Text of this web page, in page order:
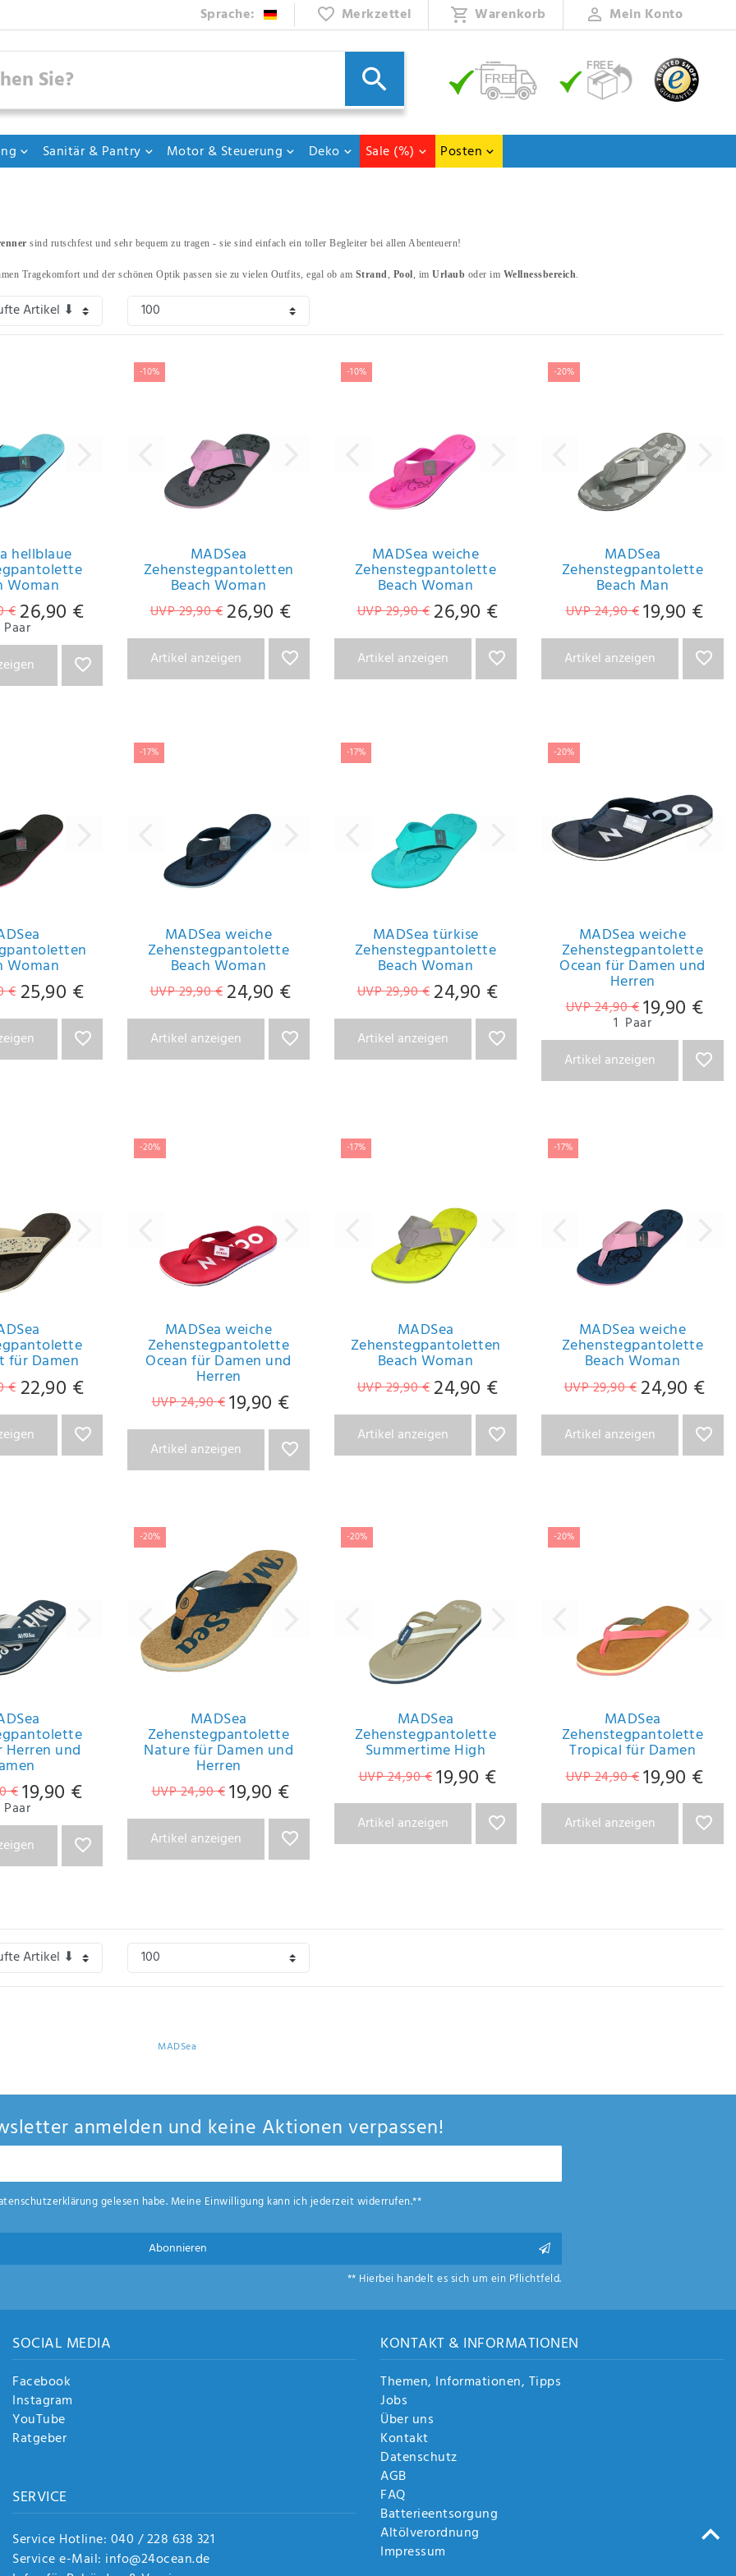
Sprache: Merkzettel Warenkorb Mein Konto
Sanitär & Pantry Motor & Steuerung Deko Sale (%) Posten
sind rutschfest und sehr bequem zu tragen - sie sind einfach ein toller Begleiter bei allen Abenteuern!
Tragekomfort und der schönen Optik passen sie zu vielen Outfits, egal ob am Strand Pool , im Urlaub oder im Wellnessbereich
hellblaue
Woman
€ 26,90 €
Paar
-10%
MADSea
Zehenstegpantoletten
Beach Woman
UVP 29,90 € 26,90 €
Artikel anzeigen
-10%
MADSea weiche
Zehenstegpantolette
Beach Woman
UVP 29,90 € 26,90 €
Artikel anzeigen
-20%
MADSea
Zehenstegpantolette
Beach Man
UVP 24,90 €19,90 €
Artikel anzeigen
Woman
€ 25,90 €
-17%
MADSea weiche
Zehenstegpantolette
Beach Woman
UVP 29,90 € 24,90 €
Artikel anzeigen
-17%
MADSea türkise
Zehenstegpantolette
Beach Woman
UVP 29,90 € 24,90 €
Artikel anzeigen
-20%
MADSea weiche
Zehenstegpantolette
Ocean für Damen und
Herren
UVP 24,90 €19,90 €
1 Paar
Artikel anzeigen
für Damen
€ 22,90 €
-20%
MADSea weiche
Zehenstegpantolette
Ocean für Damen und
Herren
UVP 24,90 €19,90 €
Artikel anzeigen
-17%
MADSea
Zehenstegpantoletten
Beach Woman
UVP 29,90 € 24,90 €
Artikel anzeigen
-17%
MADSea weiche
Zehenstegpantolette
Beach Woman
UVP 29,90 € 24,90 €
Artikel anzeigen
und
€19,90 €
Paar
-20%
MADSea
Zehenstegpantolette
Nature für Damen und
Herren
UVP 24,90 €19,90 €
Artikel anzeigen
-20%
MADSea
Zehenstegpantolette
Summertime High
UVP 24,90 €19,90 €
Artikel anzeigen
-20%
MADSea
Zehenstegpantolette
Tropical für Damen
UVP 24,90 €19,90 €
Artikel anzeigen
MADSea
anmelden und keine Aktionen verpassen!
gelesen habe. Meine Einwilligung kann ich jederzeit widerrufen.**
Abonnieren
** Hierbei handelt es sich um ein Pflichtfeld.
SOCIAL MEDIA
Facebook
Instagram
YouTube
Ratgeber
SERVICE
Service Hotline: 040 / 228 638 321
Service e-Mail: info@24ocean.de
KONTAKT & INFORMATIONEN
Themen, Informationen, Tipps
Jobs
Über uns
Kontakt
Datenschutz
AGB
FAQ
Batterieentsorgung
Altölverordnung
Impressum